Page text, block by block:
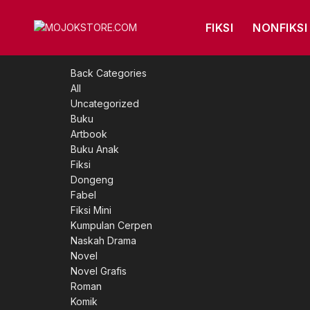
FIKSI NONFIKSI
Back Categories
All
Uncategorized
Buku
Artbook
Buku Anak
Fiksi
Dongeng
Fabel
Fiksi Mini
Kumpulan Cerpen
Naskah Drama
Novel
Novel Grafis
Roman
Komik